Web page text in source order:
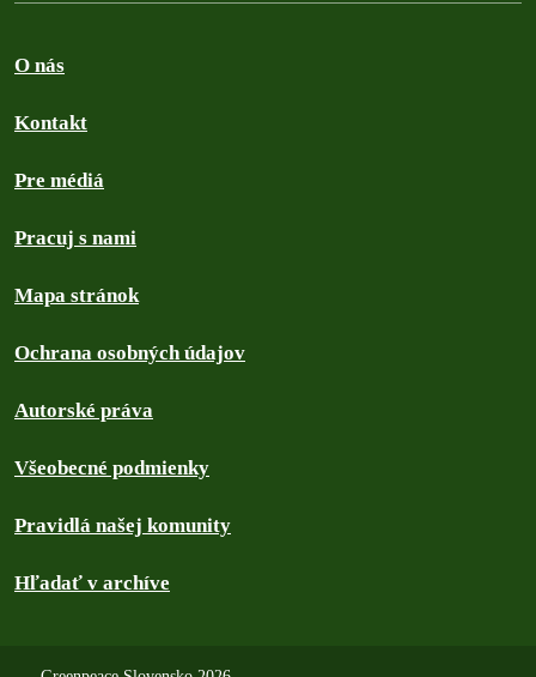
O nás
Kontakt
Pre médiá
Pracuj s nami
Mapa stránok
Ochrana osobných údajov
Autorské práva
Všeobecné podmienky
Pravidlá našej komunity
Hľadať v archíve